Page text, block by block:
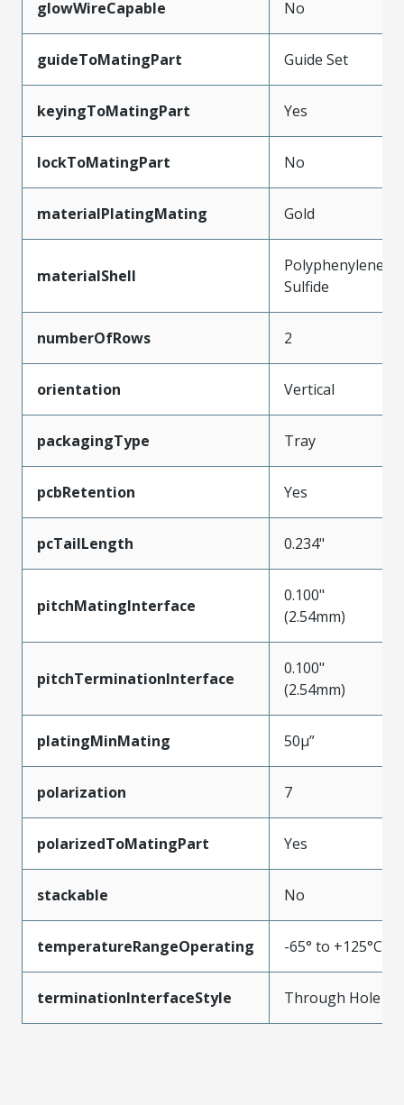
glowWireCapable No
guideToMatingPart Guide Set
keyingToMatingPart Yes
lockToMatingPart No
materialPlatingMating Gold
materialShell
Polyphenylene
Sulfide
numberOfRows 2
orientation Vertical
packagingType Tray
pcbRetention Yes
pcTailLength 0.234"
pitchMatingInterface
0.100"
(2.54mm)
pitchTerminationInterface
0.100"
(2.54mm)
platingMinMating 50µ”
polarization 7
polarizedToMatingPart Yes
stackable No
temperatureRangeOperating -65° to +125°C
terminationInterfaceStyle Through Hole